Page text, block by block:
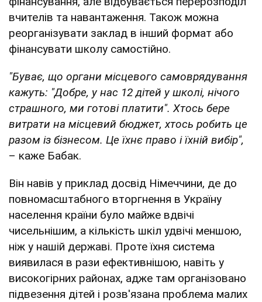
вчителів та навантаження. Також можна
реорганізувати заклад в інший формат або
фінансувати школу самостійно.
"Буває, що органи місцевого самоврядування
кажуть: "Добре, у нас 12 дітей у школі, нічого
страшного, ми готові платити". Хтось бере
витрати на місцевий бюджет, хтось робить це
разом із бізнесом. Це їхнє право і їхній вибір",
– каже Бабак.
Він навів у приклад досвід Німеччини, де до
повномасштабного вторгнення в Україну
населення країни було майже вдвічі
чисельнішим, а кількість шкіл удвічі меншою,
ніж у нашій державі. Проте їхня система
виявилася в рази ефективнішою, навіть у
високогірних районах, адже там організовано
підвезення дітей і розв'язана проблема малих